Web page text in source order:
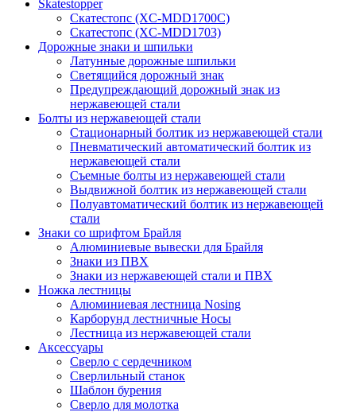
Skatestopper
Скатестопс (XC-MDD1700C)
Скатестопс (XC-MDD1703)
Дорожные знаки и шпильки
Латунные дорожные шпильки
Светящийся дорожный знак
Предупреждающий дорожный знак из
нержавеющей стали
Болты из нержавеющей стали
Стационарный болтик из нержавеющей стали
Пневматический автоматический болтик из
нержавеющей стали
Съемные болты из нержавеющей стали
Выдвижной болтик из нержавеющей стали
Полуавтоматический болтик из нержавеющей
стали
Знаки со шрифтом Брайля
Алюминиевые вывески для Брайля
Знаки из ПВХ
Знаки из нержавеющей стали и ПВХ
Ножка лестницы
Алюминиевая лестница Nosing
Карборунд лестничные Носы
Лестница из нержавеющей стали
Аксессуары
Сверло с сердечником
Сверлильный станок
Шаблон бурения
Сверло для молотка